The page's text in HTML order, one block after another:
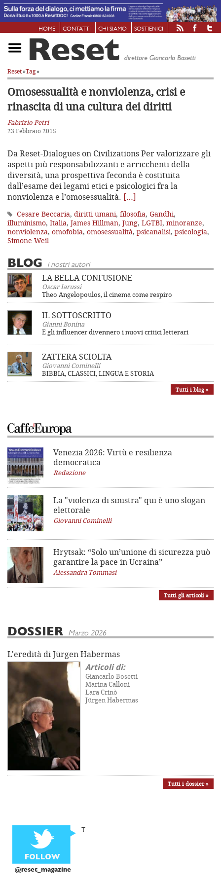
HOME CONTATTI CHI SIAMO SOSTIENICI
Reset»Tag»
Omosessualità e nonviolenza, crisie
rinascita di una cultura dei diritti
Fabrizio Petri
23 Febbraio 2015
Da Reset-Dialogues on Civilizations Per valorizzare gli
aspetti più responsabilizzanti e arricchenti della
diversità, una prospettiva feconda è costituita
dall’esame dei legami etici e psicologici fra la
nonviolenza e l’omosessualità. […]
Cesare Beccaria, diritti umani, filosofia, Gandhi,
illuminismo, Italia, James Hillman, Jung, LGTBI, minoranze,
nonviolenza, omofobia, omosessualità, psicanalisi, psicologia,
Simone Weil
BLOG i nostri autori
LA BELLA CONFUSIONE
Oscar Iarussi
Theo Angelopoulos, il cinema come respiro
IL SOTTOSCRITTO
Gianni Bonina
E gli influencer divennero i nuovi critici letterari
ZATTERA SCIOLTA
Giovanni Cominelli
BIBBIA, CLASSICI, LINGUA E STORIA
Tutti i blog »
Venezia 2026: Virtù e resilienza
democratica
Redazione
La "violenza di sinistra" qui è uno slogan
elettorale
Giovanni Cominelli
Hrytsak: “Solo un’unione di sicurezza può
garantire la pace in Ucraina”
Alessandra Tommasi
Tutti gli articoli »
DOSSIER Marzo 2026
L'eredità di Jürgen Habermas
Articoli di:
Giancarlo Bosetti
Marina Calloni
Lara Crinò
Jürgen Habermas
Tutti i dossier »
@reset_magazine
T